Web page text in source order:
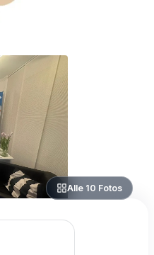
Alle 10 Fotos